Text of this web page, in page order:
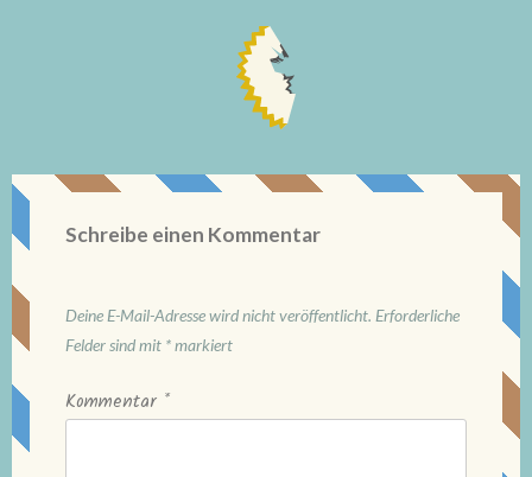
Schreibe einen Kommentar
Deine E-Mail-Adresse wird nicht veröffentlicht. Erforderliche
Felder sind mit *markiert
Kommentar *